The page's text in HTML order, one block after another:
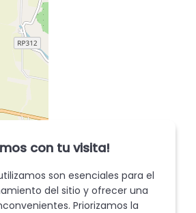
con tu visita!
son esenciales para el
del sitio y ofrecer una
Priorizamos la